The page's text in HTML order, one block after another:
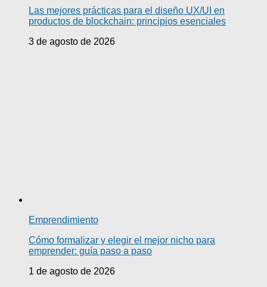
Las mejores prácticas para el diseño UX/UI en
productos de blockchain: principios esenciales
3 de agosto de 2026
Emprendimiento
Cómo formalizar y elegir el mejor nicho para
emprender: guía paso a paso
1 de agosto de 2026